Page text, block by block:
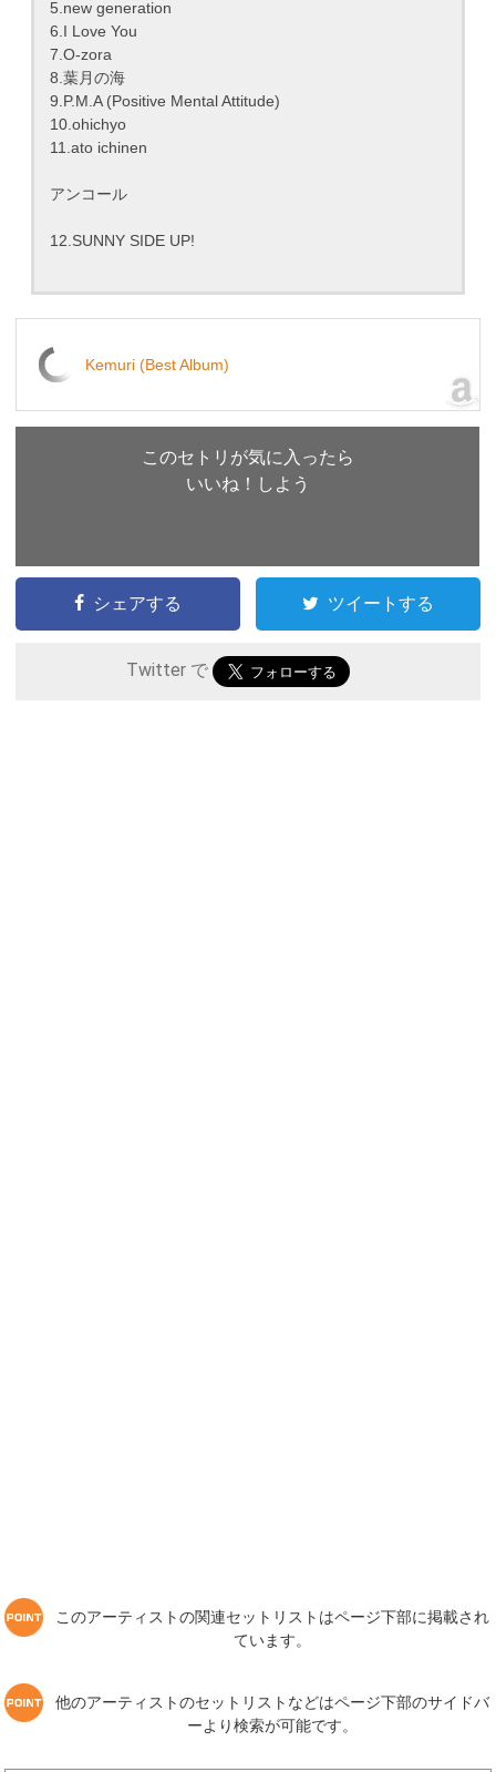
5.new generation
6.I Love You
7.O-zora
8.葉月の海
9.P.M.A (Positive Mental Attitude)
10.ohichyo
11.ato ichinen
アンコール
12.SUNNY SIDE UP!
Kemuri (Best Album)
このセトリが気に入ったら
いいね！しよう
シェアする ツイートする
Twitter で
このアーティストの関連セットリストはページ下部に掲載され
ています。
他のアーティストのセットリストなどはページ下部のサイドバ
ーより検索が可能です。